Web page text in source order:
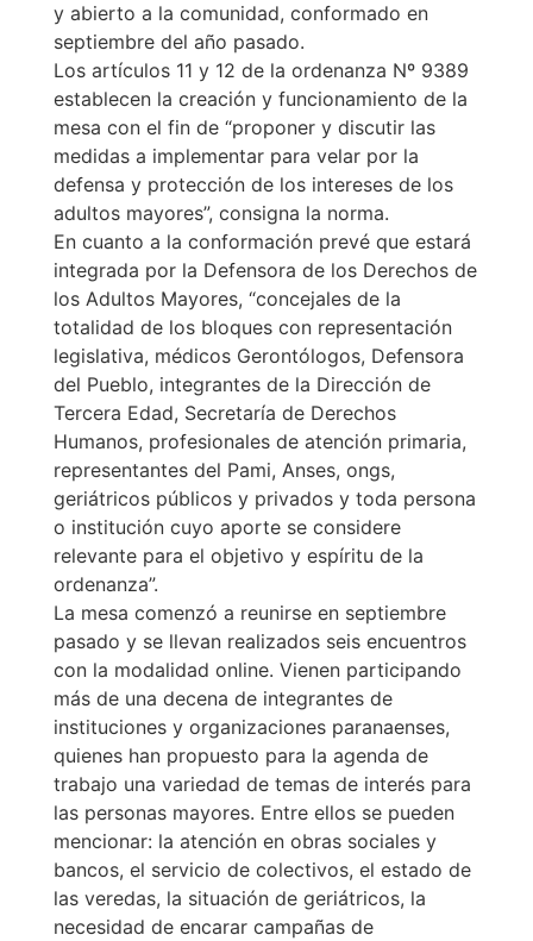
y abierto a la comunidad, conformado en
septiembre del año pasado.
Los artículos 11 y 12 de la ordenanza Nº 9389
establecen la creación y funcionamiento de la
mesa con el fin de “proponer y discutir las
medidas a implementar para velar por la
defensa y protección de los intereses de los
adultos mayores”, consigna la norma.
En cuanto a la conformación prevé que estará
integrada por la Defensora de los Derechos de
los Adultos Mayores, “concejales de la
totalidad de los bloques con representación
legislativa, médicos Gerontólogos, Defensora
del Pueblo, integrantes de la Dirección de
Tercera Edad, Secretaría de Derechos
Humanos, profesionales de atención primaria,
representantes del Pami, Anses, ongs,
geriátricos públicos y privados y toda persona
o institución cuyo aporte se considere
relevante para el objetivo y espíritu de la
ordenanza”.
La mesa comenzó a reunirse en septiembre
pasado y se llevan realizados seis encuentros
con la modalidad online. Vienen participando
más de una decena de integrantes de
instituciones y organizaciones paranaenses,
quienes han propuesto para la agenda de
trabajo una variedad de temas de interés para
las personas mayores. Entre ellos se pueden
mencionar: la atención en obras sociales y
bancos, el servicio de colectivos, el estado de
las veredas, la situación de geriátricos, la
necesidad de encarar campañas de